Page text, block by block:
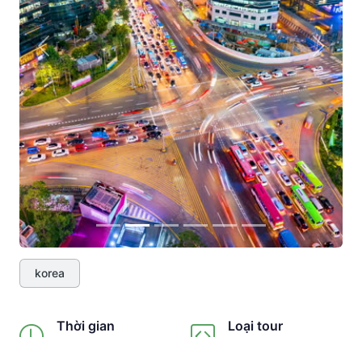
Previous Next
korea
Thời gian
Loại tour